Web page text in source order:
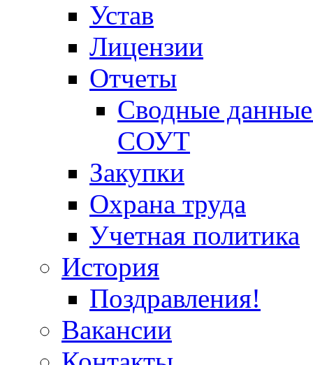
Устав
Лицензии
Отчеты
Сводные данные
СОУТ
Закупки
Охрана труда
Учетная политика
История
Поздравления!
Вакансии